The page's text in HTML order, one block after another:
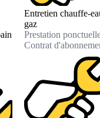
Entretien chauffe-
gaz
Prestation
Contrat